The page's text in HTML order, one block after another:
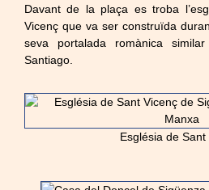
Davant de la plaça es troba
Vicenç que va ser construïda
seva portalada romànica
Santiago.
Església de Sant